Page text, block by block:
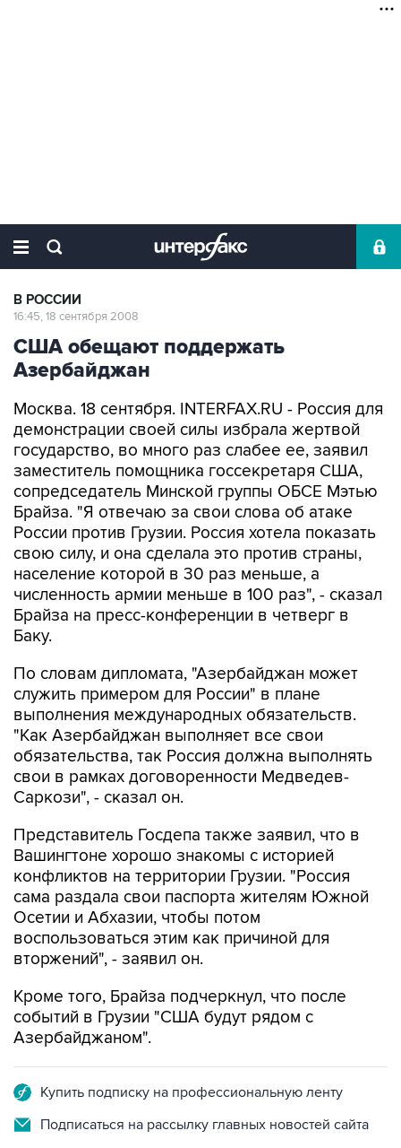
В РОССИИ
16:45, 18 сентября 2008
США обещают поддержать
Азербайджан
Москва. 18 сентября. INTERFAX.RU - Россия для
демонстрации своей силы избрала жертвой
государство, во много раз слабее ее, заявил
заместитель помощника госсекретаря США,
сопредседатель Минской группы ОБСЕ Мэтью
Брайза. "Я отвечаю за свои слова об атаке
России против Грузии. Россия хотела показать
свою силу, и она сделала это против страны,
население которой в 30 раз меньше, а
численность армии меньше в 100 раз", - сказал
Брайза на пресс-конференции в четверг в
Баку.
По словам дипломата, "Азербайджан может
служить примером для России" в плане
выполнения международных обязательств.
"Как Азербайджан выполняет все свои
обязательства, так Россия должна выполнять
свои в рамках договоренности Медведев-
Саркози", - сказал он.
Представитель Госдепа также заявил, что в
Вашингтоне хорошо знакомы с историей
конфликтов на территории Грузии. "Россия
сама раздала свои паспорта жителям Южной
Осетии и Абхазии, чтобы потом
воспользоваться этим как причиной для
вторжений", - заявил он.
Кроме того, Брайза подчеркнул, что после
событий в Грузии "США будут рядом с
Азербайджаном".
Купить подписку на профессиональную ленту
Подписаться на рассылку главных новостей сайта